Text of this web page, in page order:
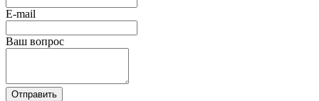
E-mail
Ваш вопрос
Отправить